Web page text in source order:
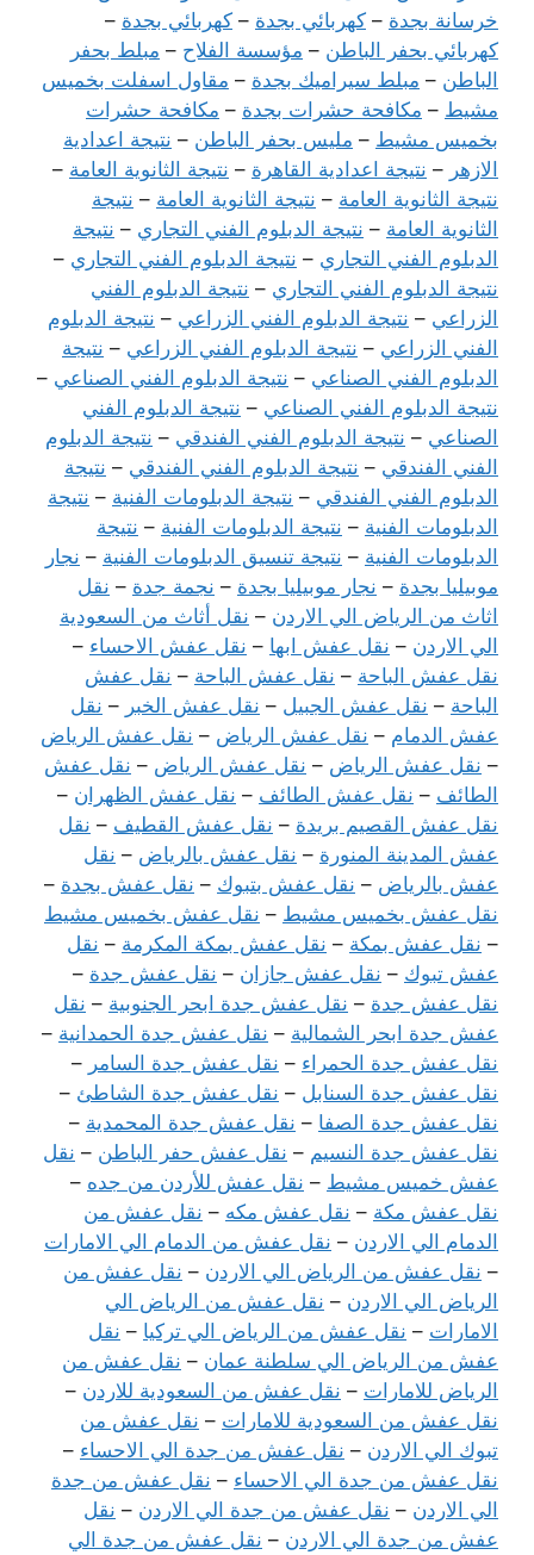
خرسانة بجدة – كهربائي بجدة – كهربائي بجدة –
كهربائي بحفر الباطن – مؤسسة الفلاح – مبلط بحفر
الباطن – مبلط سيراميك بجدة – مقاول اسفلت بخميس
مشيط – مكافحة حشرات بجدة – مكافحة حشرات
بخميس مشيط – مليس بحفر الباطن – نتيجة اعدادية
الازهر – نتيجة اعدادية القاهرة – نتيجة الثانوية العامة –
نتيجة الثانوية العامة – نتيجة الثانوية العامة – نتيجة
الثانوية العامة – نتيجة الدبلوم الفني التجاري – نتيجة
الدبلوم الفني التجاري – نتيجة الدبلوم الفني التجاري –
نتيجة الدبلوم الفني التجاري – نتيجة الدبلوم الفني
الزراعي – نتيجة الدبلوم الفني الزراعي – نتيجة الدبلوم
الفني الزراعي – نتيجة الدبلوم الفني الزراعي – نتيجة
الدبلوم الفني الصناعي – نتيجة الدبلوم الفني الصناعي –
نتيجة الدبلوم الفني الصناعي – نتيجة الدبلوم الفني
الصناعي – نتيجة الدبلوم الفني الفندقي – نتيجة الدبلوم
الفني الفندقي – نتيجة الدبلوم الفني الفندقي – نتيجة
الدبلوم الفني الفندقي – نتيجة الدبلومات الفنية – نتيجة
الدبلومات الفنية – نتيجة الدبلومات الفنية – نتيجة
الدبلومات الفنية – نتيجة تنسيق الدبلومات الفنية – نجار
موبيليا بجدة – نجار موبيليا بجدة – نجمة جدة – نقل
اثاث من الرياض الي الاردن – نقل أثاث من السعودية
الي الاردن – نقل عفش ابها – نقل عفش الاحساء –
نقل عفش الباحة – نقل عفش الباحة – نقل عفش
الباحة – نقل عفش الجبيل – نقل عفش الخبر – نقل
عفش الدمام – نقل عفش الرياض – نقل عفش الرياض
– نقل عفش الرياض – نقل عفش الرياض – نقل عفش
الطائف – نقل عفش الطائف – نقل عفش الظهران –
نقل عفش القصيم بريدة – نقل عفش القطيف – نقل
عفش المدينة المنورة – نقل عفش بالرياض – نقل
عفش بالرياض – نقل عفش بتبوك – نقل عفش بجدة –
نقل عفش بخميس مشيط – نقل عفش بخميس مشيط
– نقل عفش بمكة – نقل عفش بمكة المكرمة – نقل
عفش تبوك – نقل عفش جازان – نقل عفش جدة –
نقل عفش جدة – نقل عفش جدة ابحر الجنوبية – نقل
عفش جدة ابحر الشمالية – نقل عفش جدة الحمدانية –
نقل عفش جدة الحمراء – نقل عفش جدة السامر –
نقل عفش جدة السنابل – نقل عفش جدة الشاطئ –
نقل عفش جدة الصفا – نقل عفش جدة المحمدية –
نقل عفش جدة النسيم – نقل عفش حفر الباطن – نقل
عفش خميس مشيط – نقل عفش للأردن من جده –
نقل عفش مكة – نقل عفش مكه – نقل عفش من
الدمام الي الاردن – نقل عفش من الدمام الي الامارات
– نقل عفش من الرياض الي الاردن – نقل عفش من
الرياض الي الاردن – نقل عفش من الرياض الي
الامارات – نقل عفش من الرياض الي تركيا – نقل
عفش من الرياض الي سلطنة عمان – نقل عفش من
الرياض للامارات – نقل عفش من السعودية للاردن –
نقل عفش من السعودية للامارات – نقل عفش من
تبوك الي الاردن – نقل عفش من جدة الي الاحساء –
نقل عفش من جدة الي الاحساء – نقل عفش من جدة
الي الاردن – نقل عفش من جدة الي الاردن – نقل
عفش من جدة الي الاردن – نقل عفش من جدة الي